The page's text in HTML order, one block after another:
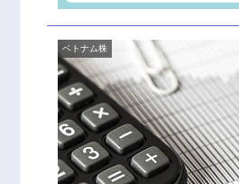
ベトナム株